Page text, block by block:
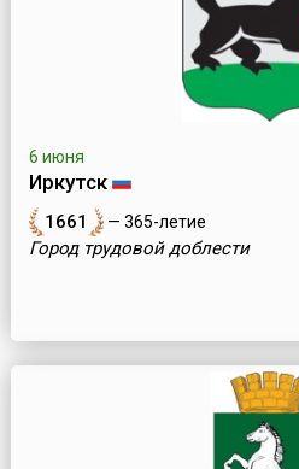
6 июня
Иркутск
1661 — 365-летие
Город трудовой доблести